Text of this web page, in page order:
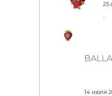
25
14 июля